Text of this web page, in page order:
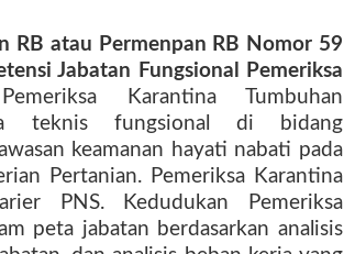
RB atau Permenpan RB Nomor 59
Jabatan Fungsional Pemeriksa
Karantina Tumbuhan
teknis fungsional di bidang
keamanan hayati nabati pada
Pertanian. Pemeriksa Karantina
PNS. Kedudukan Pemeriksa
peta jabatan berdasarkan analisis